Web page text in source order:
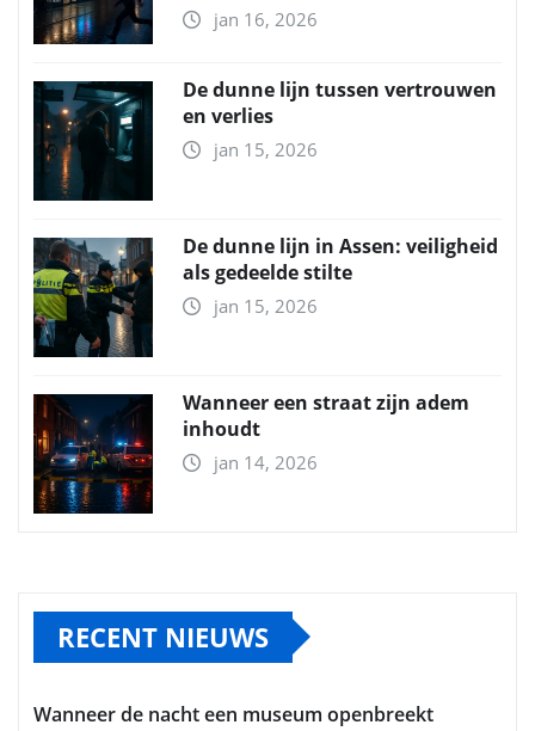
jan 16, 2026
De dunne lijn tussen vertrouwen
en verlies
jan 15, 2026
De dunne lijn in Assen: veiligheid
als gedeelde stilte
jan 15, 2026
Wanneer een straat zijn adem
inhoudt
jan 14, 2026
RECENT NIEUWS
Wanneer de nacht een museum openbreekt